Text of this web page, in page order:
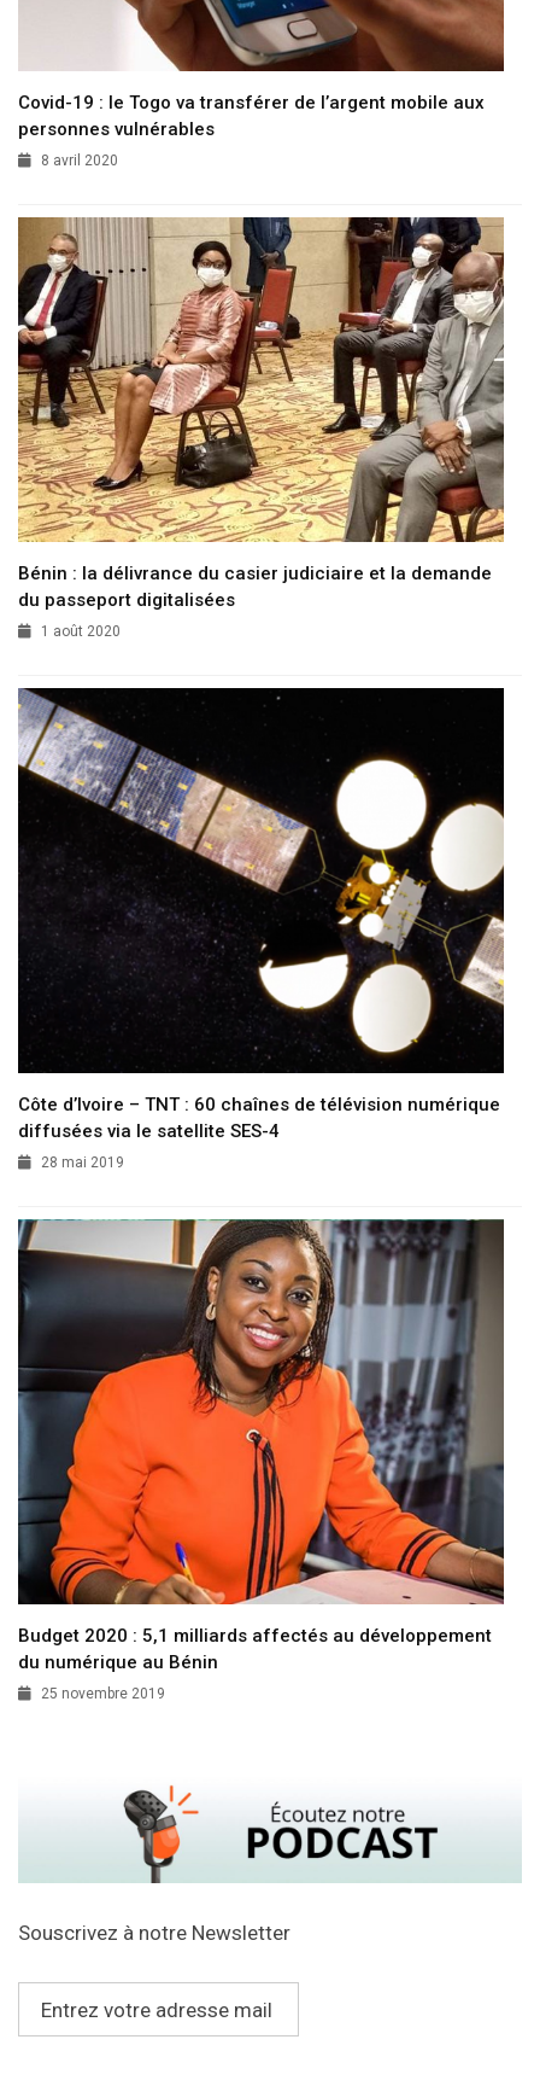
Covid-19 : le Togo va transférer de l’argent mobile aux
personnes vulnérables
8 avril 2020
Bénin : la délivrance du casier judiciaire et la demande
du passeport digitalisées
1 août 2020
Côte d’Ivoire – TNT : 60 chaînes de télévision numérique
diffusées via le satellite SES-4
28 mai 2019
Budget 2020 : 5,1 milliards affectés au développement
du numérique au Bénin
25 novembre 2019
Souscrivez à notre Newsletter